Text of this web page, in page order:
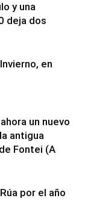
y una
deja dos
en
un nuevo
antigua
Fontei (A
por el año